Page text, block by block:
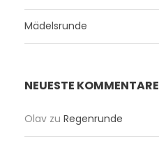
c
v
Mädelsrunde
NEUESTE KOMMENTARE
Olav zu Regenrunde